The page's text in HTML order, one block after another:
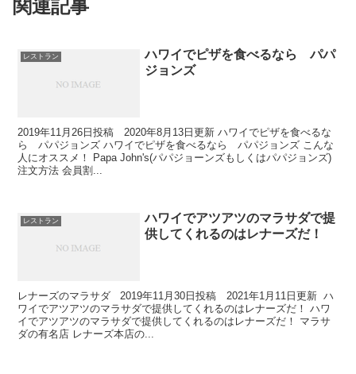
関連記事
レストラン
ハワイでピザを食べるなら パパ
ジョンズ
2019年11月26日投稿 2020年8月13日更新 ハワイでピザを食べるな
ら パパジョンズ ハワイでピザを食べるなら パパジョンズ こんな
人にオススメ！ Papa John's(パパジョーンズもしくはパパジョンズ)
注文方法 会員割...
レストラン
ハワイでアツアツのマラサダで提
供してくれるのはレナーズだ！
レナーズのマラサダ 2019年11月30日投稿 2021年1月11日更新 ハ
ワイでアツアツのマラサダで提供してくれるのはレナーズだ！ ハワ
イでアツアツのマラサダで提供してくれるのはレナーズだ！ マラサ
ダの有名店 レナーズ本店の...